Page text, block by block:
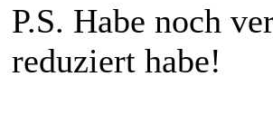
P.S. Habe noch
reduziert habe!